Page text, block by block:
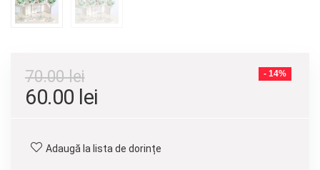
- 14%
70.00lei
Prețul
a
fost:
60.00 lei
60.00 lei.
Adaugă la lista de dorințe